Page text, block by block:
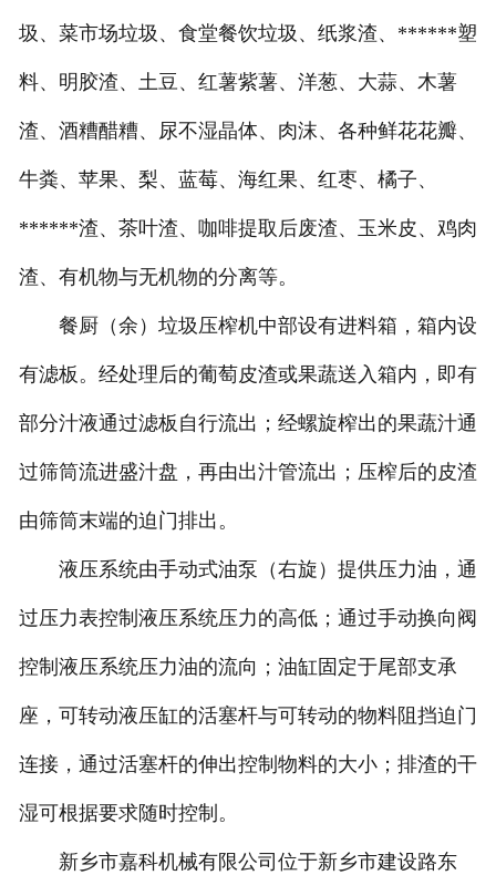
圾、菜市场垃圾、食堂餐饮垃圾、纸浆渣、******塑
料、明胶渣、土豆、红薯紫薯、洋葱、大蒜、木薯
渣、酒糟醋糟、尿不湿晶体、肉沫、各种鲜花花瓣、
牛粪、苹果、梨、蓝莓、海红果、红枣、橘子、
******渣、茶叶渣、咖啡提取后废渣、玉米皮、鸡肉
渣、有机物与无机物的分离等。
餐厨（余）垃圾压榨机中部设有进料箱，箱内设
有滤板。经处理后的葡萄皮渣或果蔬送入箱内，即有
部分汁液通过滤板自行流出；经螺旋榨出的果蔬汁通
过筛筒流进盛汁盘，再由出汁管流出；压榨后的皮渣
由筛筒末端的迫门排出。
液压系统由手动式油泵（右旋）提供压力油，通
过压力表控制液压系统压力的高低；通过手动换向阀
控制液压系统压力油的流向；油缸固定于尾部支承
座，可转动液压缸的活塞杆与可转动的物料阻挡迫门
连接，通过活塞杆的伸出控制物料的大小；排渣的干
湿可根据要求随时控制。
新乡市嘉科机械有限公司位于新乡市建设路东